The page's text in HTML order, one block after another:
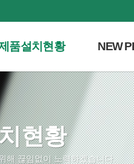
품설치현황
생산공장
수출공장
설치이용현황
NEW
항균 나노 원
현황
해 끊임없이 노력하겠습니다.